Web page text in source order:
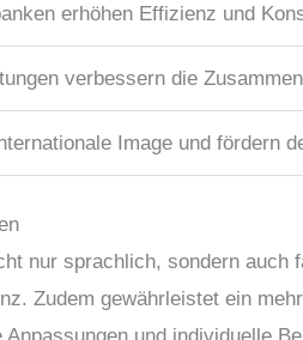
erhöhen Effizienz und
verbessern die
Image und fördern
nur sprachlich, sondern auch
Zudem gewährleistet ein